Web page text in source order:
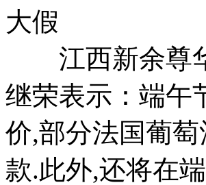
大假
江西新余尊华
继荣表示：端午
价,部分法国葡
款.此外,还将在